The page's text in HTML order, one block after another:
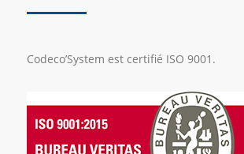
Codeco’System est certifié ISO 9001.